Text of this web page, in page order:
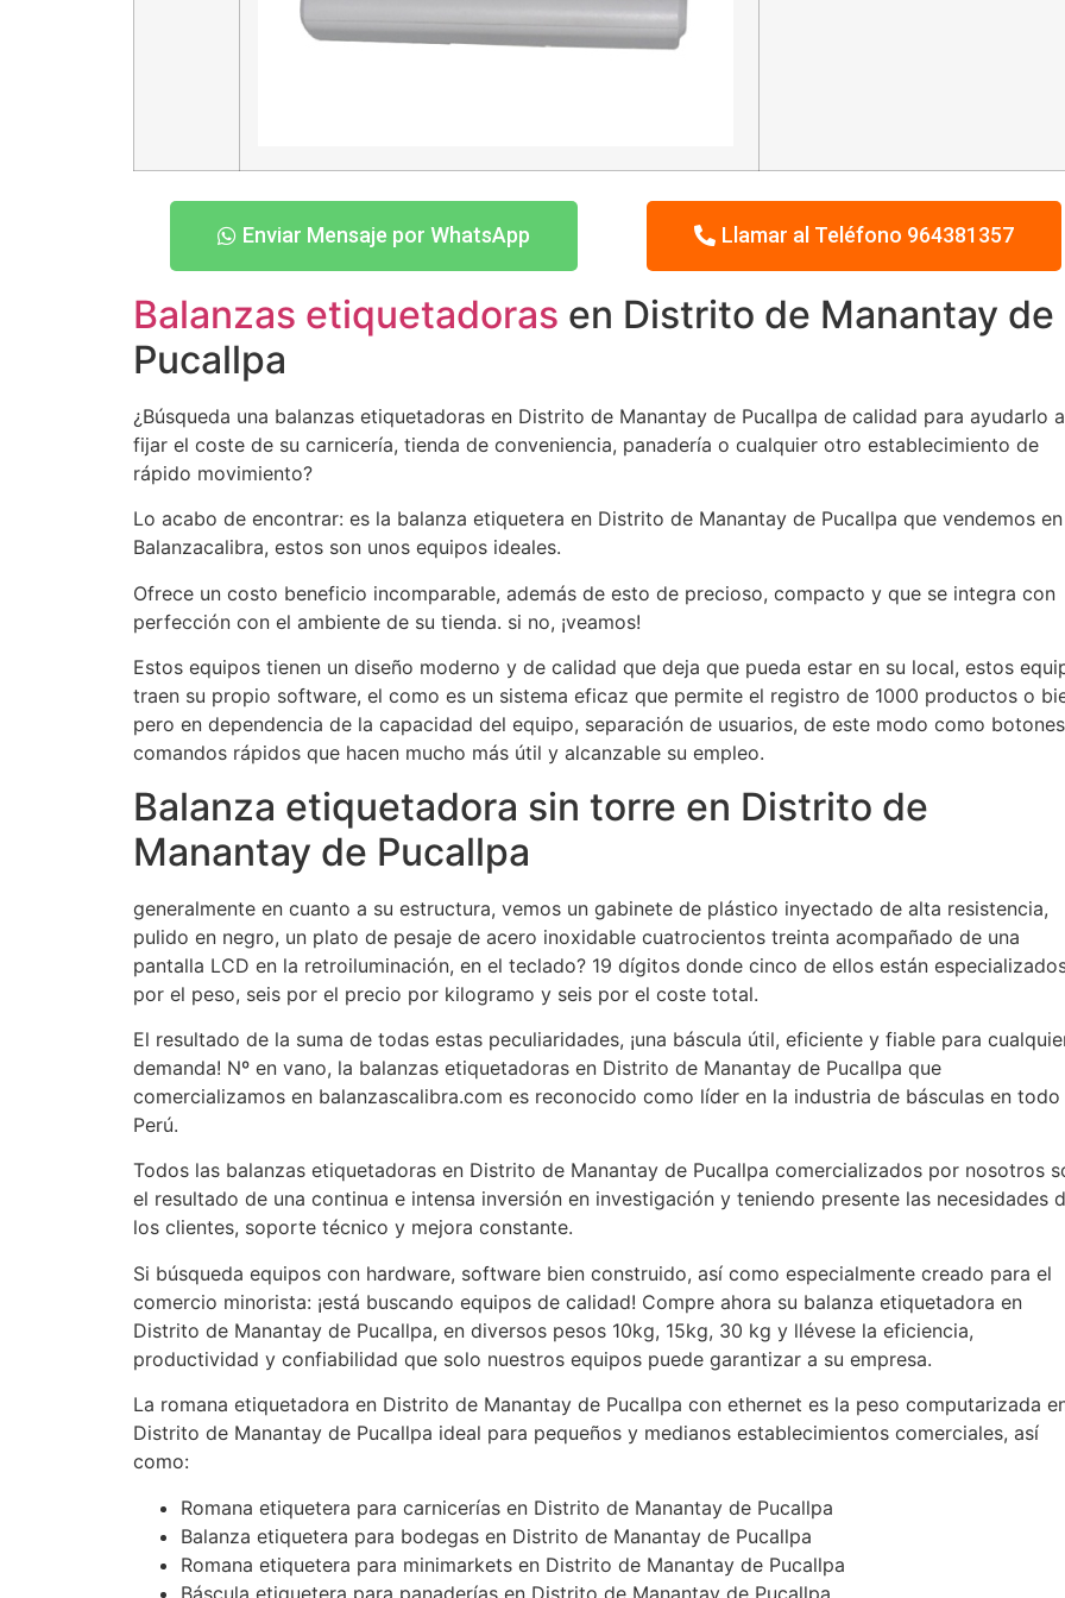
Enviar Mensaje por WhatsApp Llamar al Teléfono 964381357
Balanzas etiquetadoras en Distrito de Manantay de
Pucallpa
¿Búsqueda una balanzas etiquetadoras en Distrito de Manantay de Pucallpa de calidad para ayudarlo a
fijar el coste de su carnicería, tienda de conveniencia, panadería o cualquier otro establecimiento de
rápido movimiento?
Lo acabo de encontrar: es la balanza etiquetera en Distrito de Manantay de Pucallpa que vendemos en
Balanzacalibra, estos son unos equipos ideales.
Ofrece un costo beneficio incomparable, además de esto de precioso, compacto y que se integra con
perfección con el ambiente de su tienda. si no, ¡veamos!
Estos equipos tienen un diseño moderno y de calidad que deja que pueda estar en su local, estos
traen su propio software, el como es un sistema eficaz que permite el registro de 1000 productos o
pero en dependencia de la capacidad del equipo, separación de usuarios, de este modo como
comandos rápidos que hacen mucho más útil y alcanzable su empleo.
Balanza etiquetadora sin torre en Distrito de
Manantay de Pucallpa
generalmente en cuanto a su estructura, vemos un gabinete de plástico inyectado de alta resistencia,
pulido en negro, un plato de pesaje de acero inoxidable cuatrocientos treinta acompañado de una
pantalla LCD en la retroiluminación, en el teclado? 19 dígitos donde cinco de ellos están
por el peso, seis por el precio por kilogramo y seis por el coste total.
El resultado de la suma de todas estas peculiaridades, ¡una báscula útil, eficiente y fiable para
demanda! Nº en vano, la balanzas etiquetadoras en Distrito de Manantay de Pucallpa que
comercializamos en balanzascalibra.com es reconocido como líder en la industria de básculas en todo
Perú.
Todos las balanzas etiquetadoras en Distrito de Manantay de Pucallpa comercializados por nosotros
el resultado de una continua e intensa inversión en investigación y teniendo presente las necesidades
los clientes, soporte técnico y mejora constante.
Si búsqueda equipos con hardware, software bien construido, así como especialmente creado para el
comercio minorista: ¡está buscando equipos de calidad! Compre ahora su balanza etiquetadora en
Distrito de Manantay de Pucallpa, en diversos pesos 10kg, 15kg, 30 kg y llévese la eficiencia,
productividad y confiabilidad que solo nuestros equipos puede garantizar a su empresa.
La romana etiquetadora en Distrito de Manantay de Pucallpa con ethernet es la peso computarizada
Distrito de Manantay de Pucallpa ideal para pequeños y medianos establecimientos comerciales, así
como:
Romana etiquetera para carnicerías en Distrito de Manantay de Pucallpa
Balanza etiquetera para bodegas en Distrito de Manantay de Pucallpa
Romana etiquetera para minimarkets en Distrito de Manantay de Pucallpa
Báscula etiquetera para panaderías en Distrito de Manantay de Pucallpa